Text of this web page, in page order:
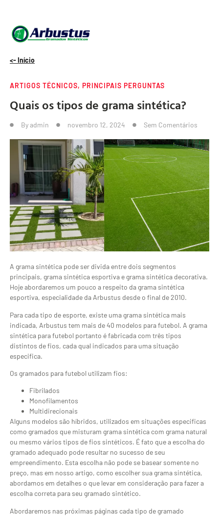
<- Início
ARTIGOS TÉCNICOS, PRINCIPAIS PERGUNTAS
Quais os tipos de grama sintética?
Byadmin novembro 12, 2024 Sem Comentários
A grama sintética pode ser divida entre dois segmentos
principais, grama sintética esportiva e grama sintética decorativa.
Hoje abordaremos um pouco a respeito da grama sintética
esportiva, especialidade da Arbustus desde o final de 2010.
Para cada tipo de esporte, existe uma grama sintética mais
indicada, Arbustus tem mais de 40 modelos para futebol. A grama
sintética para futebol portanto é fabricada com três tipos
distintos de fios, cada qual indicados para uma situação
especifica.
Os gramados para futebol utilizam fios:
Fibrilados
Monofilamentos
Multidirecionais
Alguns modelos são híbridos, utilizados em situações especificas
como gramados que misturam grama sintética com grama natural
ou mesmo vários tipos de fios sintéticos. É fato que a escolha do
gramado adequado pode resultar no sucesso de seu
empreendimento. Esta escolha não pode se basear somente no
preço, mas em nosso artigo, como escolher sua grama sintética,
abordamos em detalhes o que levar em consideração para fazer a
escolha correta para seu gramado sintético.
Abordaremos nas próximas páginas cada tipo de gramado